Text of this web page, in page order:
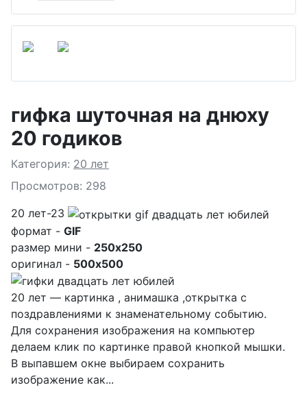
гифка шуточная на днюху
20 годиков
Подробности
Категория: 20 лет
Просмотров: 298
20 лет-23
формат - GIF
размер мини - 250x250
оригинал - 500x500
20 лет — картинка , анимашка ,открытка с
поздравлениями к знаменательному событию.
Для сохранения изображения на компьютер
делаем клик по картинке правой кнопкой мышки.
В выпавшем окне выбираем сохранить
изображение как...